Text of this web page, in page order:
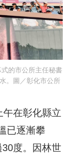
的市公所主任秘書
。圖／彰化市公所
在彰化縣立
已逐漸攀
度。因林世